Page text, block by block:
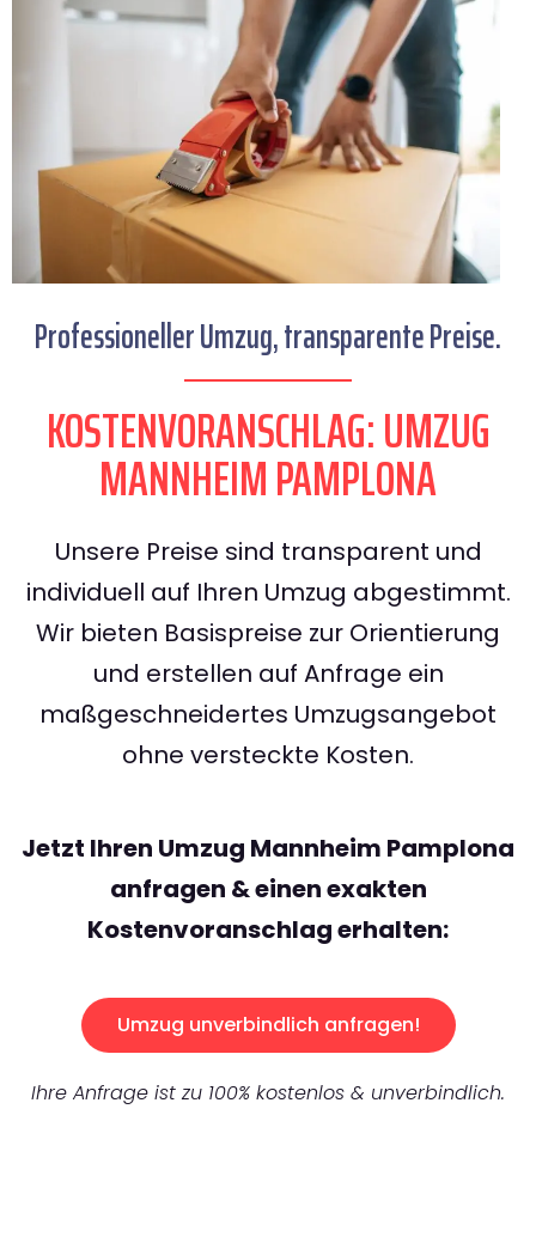
Professioneller Umzug, transparente Preise.
KOSTENVORANSCHLAG: UMZUG
MANNHEIM PAMPLONA
Unsere Preise sind transparent und
individuell auf Ihren Umzug abgestimmt.
Wir bieten Basispreise zur Orientierung
und erstellen auf Anfrage ein
maßgeschneidertes Umzugsangebot
ohne versteckte Kosten.
Jetzt Ihren Umzug Mannheim Pamplona
anfragen & einen exakten
Kostenvoranschlag erhalten:
Umzug unverbindlich anfragen!
Ihre Anfrage ist zu 100% kostenlos & unverbindlich.